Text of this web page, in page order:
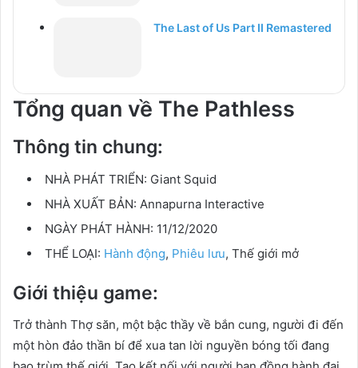
The Last of Us Part II Remastered
Tổng quan về The Pathless
Thông tin chung:
NHÀ PHÁT TRIỂN: Giant Squid
NHÀ XUẤT BẢN: Annapurna Interactive
NGÀY PHÁT HÀNH: 11/12/2020
THỂ LOẠI: Hành động, Phiêu lưu, Thế giới mở
Giới thiệu game:
Trở thành Thợ săn, một bậc thầy về bắn cung, người đi đến
một hòn đảo thần bí để xua tan lời nguyền bóng tối đang